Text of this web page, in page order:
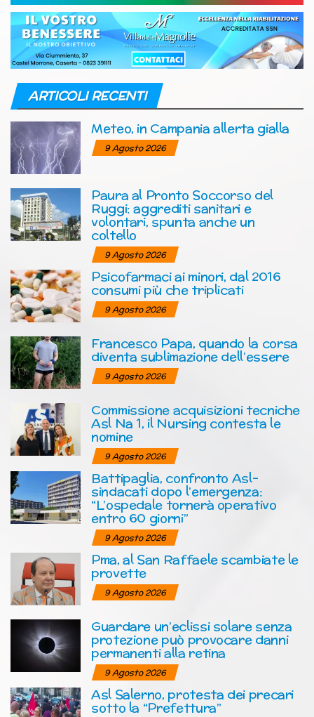
ARTICOLI RECENTI
Meteo, in Campania allerta gialla
9 Agosto 2026
Paura al Pronto Soccorso del
Ruggi: aggrediti sanitari e
volontari, spunta anche un
coltello
9 Agosto 2026
Psicofarmaci ai minori, dal 2016
consumi più che triplicati
9 Agosto 2026
Francesco Papa, quando la corsa
diventa sublimazione dell’essere
9 Agosto 2026
Commissione acquisizioni tecniche
Asl Na 1, il Nursing contesta le
nomine
9 Agosto 2026
Battipaglia, confronto Asl-
sindacati dopo l’emergenza:
“L’ospedale tornerà operativo
entro 60 giorni”
9 Agosto 2026
Pma, al San Raffaele scambiate le
provette
9 Agosto 2026
Guardare un’eclissi solare senza
protezione può provocare danni
permanenti alla retina
9 Agosto 2026
Asl Salerno, protesta dei precari
sotto la “Prefettura”